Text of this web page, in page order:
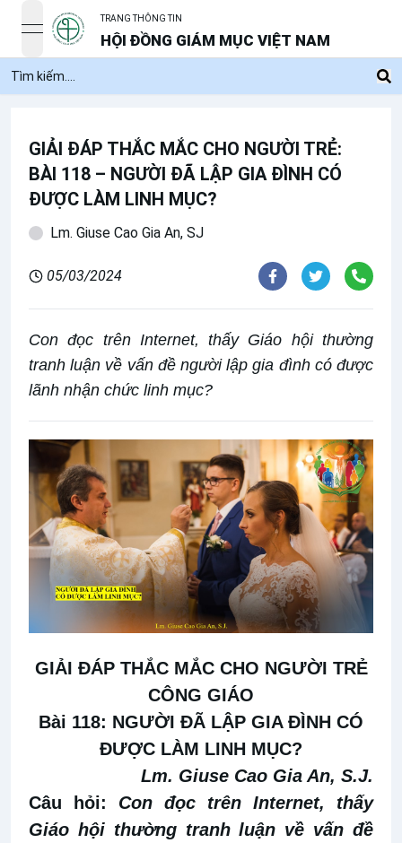
open navigation menu
TRANG THÔNG TIN
HỘI ĐỒNG GIÁM MỤC VIỆT NAM
GIẢI ĐÁP THẮC MẮC CHO NGƯỜI TRẺ:
BÀI 118 – NGƯỜI ĐÃ LẬP GIA ĐÌNH CÓ
ĐƯỢC LÀM LINH MỤC?
Lm. Giuse Cao Gia An, SJ
05/03/2024
Con đọc trên Internet, thấy Giáo hội thường
tranh luận về vấn đề người lập gia đình có được
lãnh nhận chức linh mục?
GIẢI ĐÁP THẮC MẮC CHO NGƯỜI TRẺ
CÔNG GIÁO
Bài 118: NGƯỜI ĐÃ LẬP GIA ĐÌNH CÓ
ĐƯỢC LÀM LINH MỤC?
Lm. Giuse Cao Gia An, S.J.
Câu hỏi:
Con đọc trên Internet,
thấy
Giáo hội thường tranh luận về vấn đề